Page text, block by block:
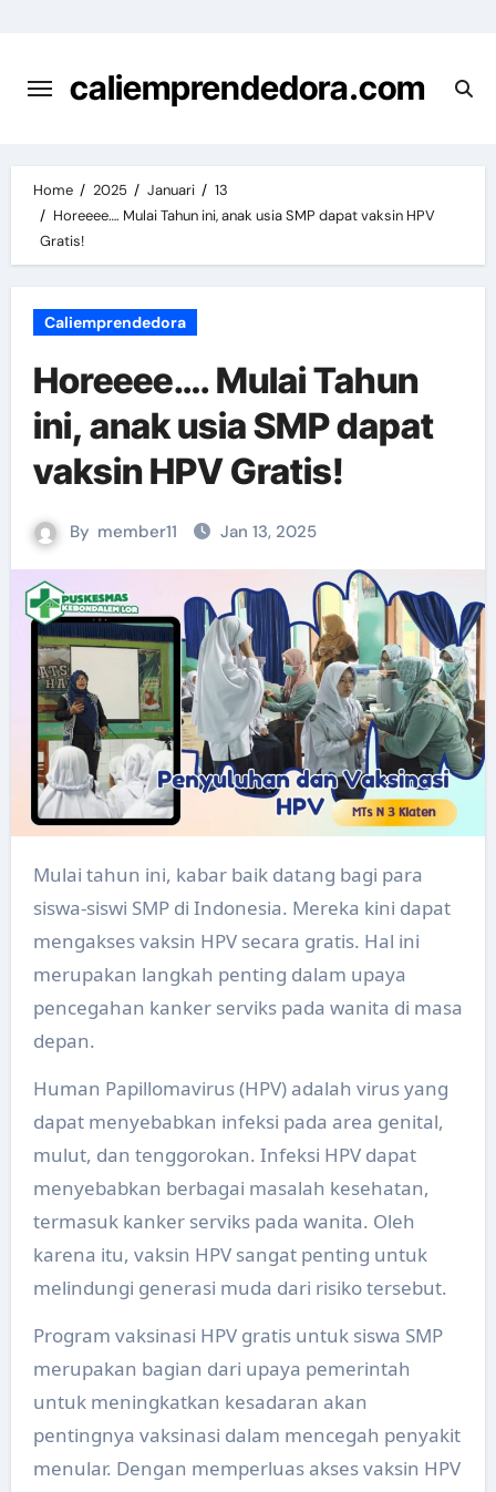
content
caliemprendedora.com
Home 2025 Januari
13
Horeeee…. Mulai Tahun ini, anak usia SMP dapat vaksin HPV
Gratis!
Caliemprendedora
Horeeee…. Mulai Tahun
ini, anak usia SMP dapat
vaksin HPV Gratis!
By member11 Jan 13, 2025
Mulai tahun ini, kabar baik datang bagi para
siswa-siswi SMP di Indonesia. Mereka kini dapat
mengakses vaksin HPV secara gratis. Hal ini
merupakan langkah penting dalam upaya
pencegahan kanker serviks pada wanita di masa
depan.
Human Papillomavirus (HPV) adalah virus yang
dapat menyebabkan infeksi pada area genital,
mulut, dan tenggorokan. Infeksi HPV dapat
menyebabkan berbagai masalah kesehatan,
termasuk kanker serviks pada wanita. Oleh
karena itu, vaksin HPV sangat penting untuk
melindungi generasi muda dari risiko tersebut.
Program vaksinasi HPV gratis untuk siswa SMP
merupakan bagian dari upaya pemerintah
untuk meningkatkan kesadaran akan
pentingnya vaksinasi dalam mencegah penyakit
menular. Dengan memperluas akses vaksin HPV